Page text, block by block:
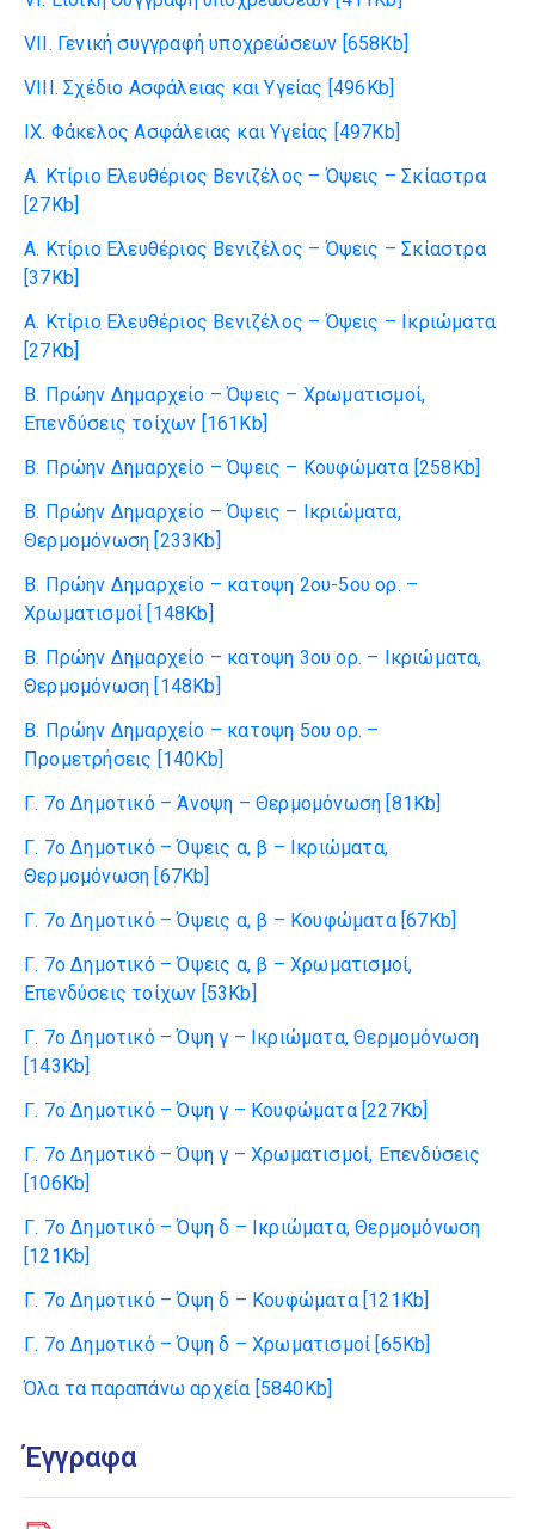
VII. Γενική συγγραφή υποχρεώσεων [658Kb]
VIII. Σχέδιο Ασφάλειας και Υγείας [496Kb]
IX. Φάκελος Ασφάλειας και Υγείας [497Kb]
Α. Κτίριο Ελευθέριος Βενιζέλος – Όψεις – Σκίαστρα
[27Kb]
Α. Κτίριο Ελευθέριος Βενιζέλος – Όψεις – Σκίαστρα
[37Kb]
Α. Κτίριο Ελευθέριος Βενιζέλος – Όψεις – Ικριώματα
[27Kb]
B. Πρώην Δημαρχείο – Όψεις – Χρωματισμοί,
Επενδύσεις τοίχων [161Kb]
B. Πρώην Δημαρχείο – Όψεις – Κουφώματα[258Kb]
B. Πρώην Δημαρχείο – Όψεις – Ικριώματα,
Θερμομόνωση [233Kb]
B. Πρώην Δημαρχείο – κατοψη 2ου-5ου ορ. –
Χρωματισμοί [148Kb]
B. Πρώην Δημαρχείο – κατοψη 3ου ορ. – Ικριώματα,
Θερμομόνωση [148Kb]
B. Πρώην Δημαρχείο – κατοψη 5ου ορ. –
Προμετρήσεις [140Kb]
Γ. 7ο Δημοτικό – Άνοψη – Θερμομόνωση [81Kb]
Γ. 7ο Δημοτικό – Όψεις α, β – Ικριώματα,
Θερμομόνωση [67Kb]
Γ. 7ο Δημοτικό – Όψεις α, β – Κουφώματα[67Kb]
Γ. 7ο Δημοτικό – Όψεις α, β – Χρωματισμοί,
Επενδύσεις τοίχων [53Kb]
Γ. 7ο Δημοτικό – Όψη γ – Ικριώματα, Θερμομόνωση
[143Kb]
Γ. 7ο Δημοτικό – Όψη γ – Κουφώματα[227Kb]
Γ. 7ο Δημοτικό – Όψη γ – Χρωματισμοί, Επενδύσεις
[106Kb]
Γ. 7ο Δημοτικό – Όψη δ – Ικριώματα, Θερμομόνωση
[121Kb]
Γ. 7ο Δημοτικό – Όψη δ – Κουφώματα[121Kb]
Γ. 7ο Δημοτικό – Όψη δ – Χρωματισμοί [65Kb]
Όλα τα παραπάνω αρχεία[5840Kb]
Έγγραφα